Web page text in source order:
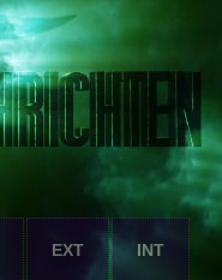
EXT INT